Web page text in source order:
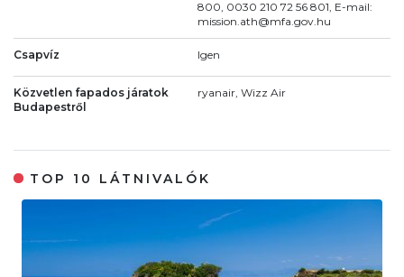
800, 0030 210 72 56 801, E-mail:
mission.ath@mfa.gov.hu
Csapvíz Igen
Közvetlen fapados járatok
Budapestről
ryanair, Wizz Air
TOP 10 LÁTNIVALÓK